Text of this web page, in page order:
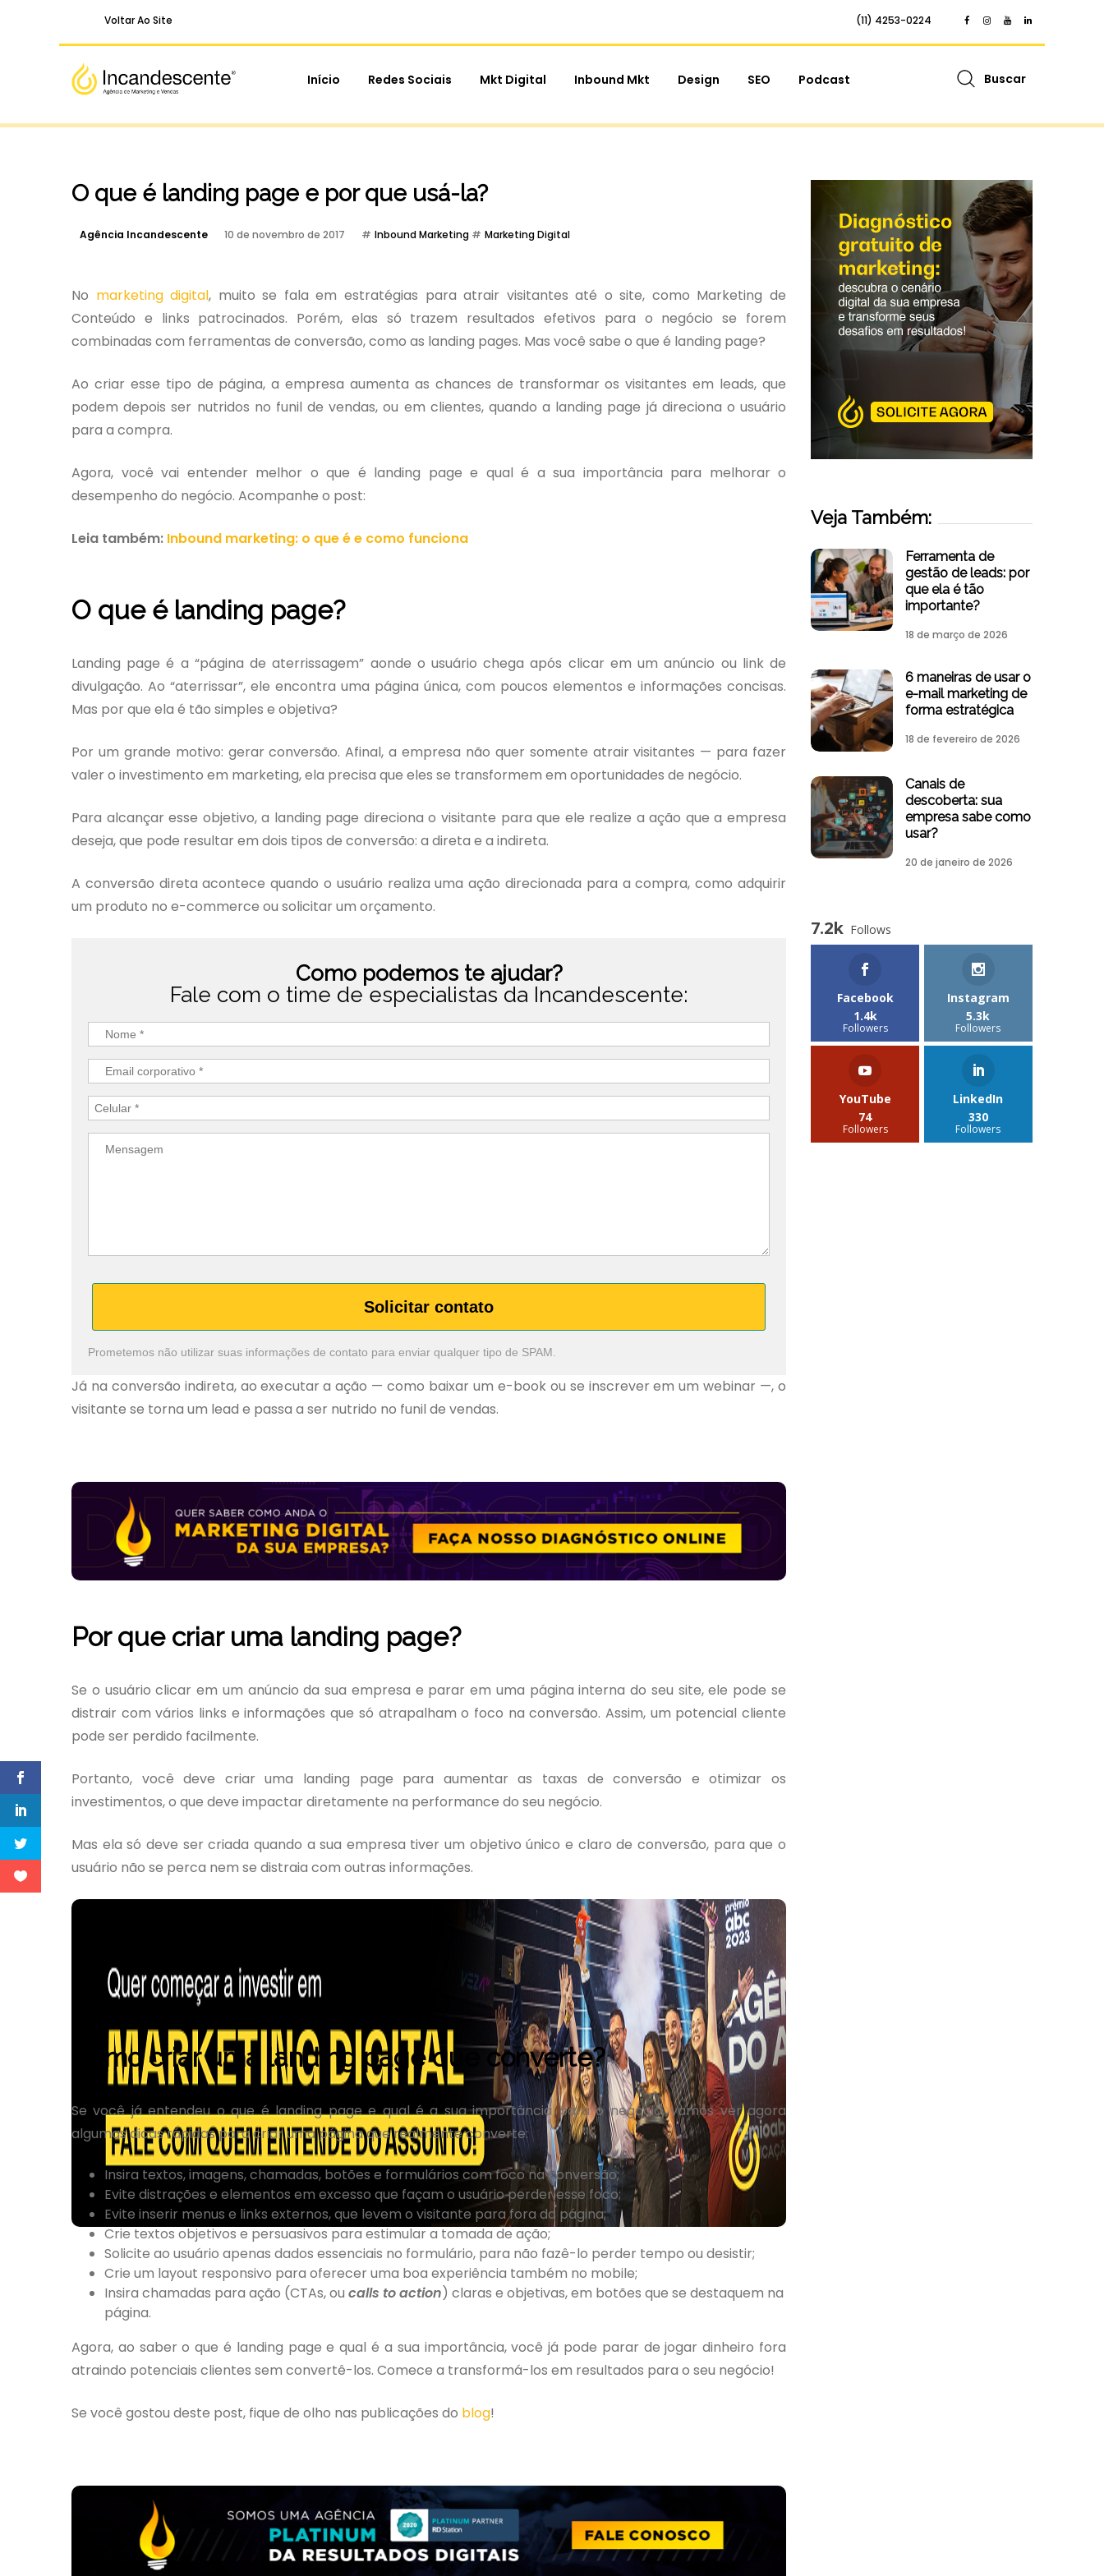
Voltar Ao Site (11) 4253-0224
Início Redes Sociais Mkt Digital Inbound Mkt Design SEO Podcast Buscar
O que é landing page e por que usá-la?
Agência Incandescente 10 de novembro de 2017 Inbound Marketing Marketing Digital
No marketing digital, muito se fala em estratégias para atrair visitantes até o site, como Marketing de
Conteúdo e links patrocinados. Porém, elas só trazem resultados efetivos para o negócio se forem
combinadas com ferramentas de conversão, como as landing pages. Mas você sabe o que é landing page?
Ao criar esse tipo de página, a empresa aumenta as chances de transformar os visitantes em leads, que
podem depois ser nutridos no funil de vendas, ou em clientes, quando a landing page já direciona o usuário
para a compra.
Agora, você vai entender melhor o que é landing page e qual é a sua importância para melhorar o
desempenho do negócio. Acompanhe o post:
Leia também: Inbound marketing: o que é e como funciona
O que é landing page?
Landing page é a “página de aterrissagem” aonde o usuário chega após clicar em um anúncio ou link de
divulgação. Ao “aterrissar”, ele encontra uma página única, com poucos elementos e informações concisas.
Mas por que ela é tão simples e objetiva?
Por um grande motivo: gerar conversão. Afinal, a empresa não quer somente atrair visitantes — para fazer
valer o investimento em marketing, ela precisa que eles se transformem em oportunidades de negócio.
Para alcançar esse objetivo, a landing page direciona o visitante para que ele realize a ação que a empresa
deseja, que pode resultar em dois tipos de conversão: a direta e a indireta.
A conversão direta acontece quando o usuário realiza uma ação direcionada para a compra, como adquirir
um produto no e-commerce ou solicitar um orçamento.
Como podemos te ajudar?
Fale com o time de especialistas da Incandescente:
Solicitar contato
Prometemos não utilizar suas informações de contato para enviar qualquer tipo de SPAM.
Já na conversão indireta, ao executar a ação — como baixar um e-book ou se inscrever em um webinar —, o
visitante se torna um lead e passa a ser nutrido no funil de vendas.
Por que criar uma landing page?
Se o usuário clicar em um anúncio da sua empresa e parar em uma página interna do seu site, ele pode se
distrair com vários links e informações que só atrapalham o foco na conversão. Assim, um potencial cliente
pode ser perdido facilmente.
Portanto, você deve criar uma landing page para aumentar as taxas de conversão e otimizar os
investimentos, o que deve impactar diretamente na performance do seu negócio.
Mas ela só deve ser criada quando a sua empresa tiver um objetivo único e claro de conversão, para que o
usuário não se perca nem se distraia com outras informações.
Como criar uma landing page que converte?
Se você já entendeu o que é landing page e qual é a sua importância para o negócio, vamos ver agora
algumas dicas rápidas para criar uma página que realmente converte:
Insira textos, imagens, chamadas, botões e formulários com foco na conversão;
Evite distrações e elementos em excesso que façam o usuário perder esse foco;
Evite inserir menus e links externos, que levem o visitante para fora da página;
Crie textos objetivos e persuasivos para estimular a tomada de ação;
Solicite ao usuário apenas dados essenciais no formulário, para não fazê-lo perder tempo ou desistir;
Crie um layout responsivo para oferecer uma boa experiência também no mobile;
Insira chamadas para ação (CTAs, ou calls to action) claras e objetivas, em botões que se destaquem na
página.
Agora, ao saber o que é landing page e qual é a sua importância, você já pode parar de jogar dinheiro fora
atraindo potenciais clientes sem convertê-los. Comece a transformá-los em resultados para o seu negócio!
Se você gostou deste post, fique de olho nas publicações do blog!
Veja Também:
Ferramenta de
gestão de leads: por
que ela é tão
importante?
18 de março de 2026
6 maneiras de usar o
e-mail marketing de
forma estratégica
18 de fevereiro de 2026
Canais de
descoberta: sua
empresa sabe como
usar?
20 de janeiro de 2026
7.2k Follows
Facebook
1.4k
Followers
Instagram
5.3k
Followers
YouTube
74
Followers
LinkedIn
330
Followers